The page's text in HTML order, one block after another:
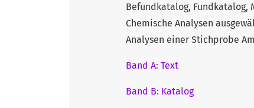
Befundkatalog, Fundkatalog,
Chemische Analysen
Analysen einer Stichprobe
Band A: Text
Band B: Katalog